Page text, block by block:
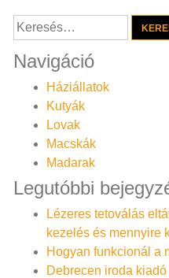
Keresés:
Navigáció
Háziállatok
Kutyák
Lovak
Macskák
Madarak
Legutóbbi
Lézeres tetoválás
kezelés és mennyire
Hogyan funkcionál a
Debrecen iroda